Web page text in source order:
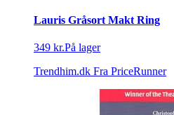
Lauris Gråsort Makt Ring
349 kr.På lager
Trendhim.dk Fra PriceRunner